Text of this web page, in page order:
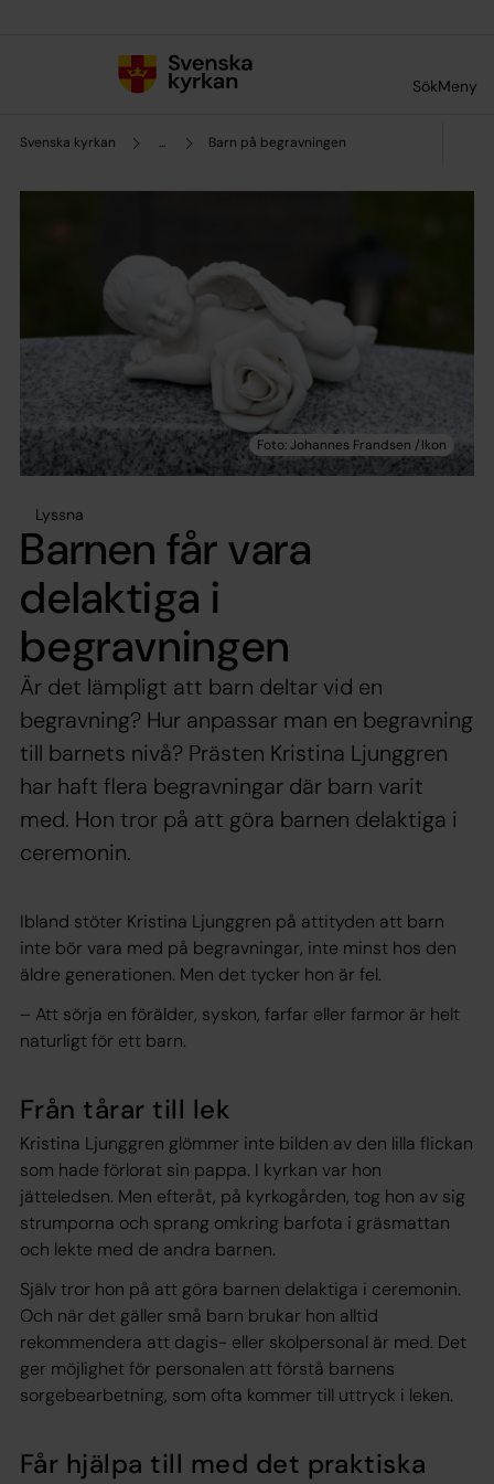
SökMeny
Svenska kyrkan ... Barn på begravningen
Lyssna
Barnen får vara
delaktiga i
begravningen
Är det lämpligt att barn deltar vid en
begravning? Hur anpassar man en begravning
till barnets nivå? Prästen Kristina Ljunggren
har haft flera begravningar där barn varit
med. Hon tror på att göra barnen delaktiga i
ceremonin.
Ibland stöter Kristina Ljunggren på attityden att barn
inte bör vara med på begravningar, inte minst hos den
äldre generationen. Men det tycker hon är fel.
– Att sörja en förälder, syskon, farfar eller farmor är helt
naturligt för ett barn.
Från tårar till lek
Kristina Ljunggren glömmer inte bilden av den lilla flickan
som hade förlorat sin pappa. I kyrkan var hon
jätteledsen. Men efteråt, på kyrkogården, tog hon av sig
strumporna och sprang omkring barfota i gräsmattan
och lekte med de andra barnen.
Själv tror hon på att göra barnen delaktiga i ceremonin.
Och när det gäller små barn brukar hon alltid
rekommendera att dagis- eller skolpersonal är med. Det
ger möjlighet för personalen att förstå barnens
sorgebearbetning, som ofta kommer till uttryck i leken.
Får hjälpa till med det praktiska